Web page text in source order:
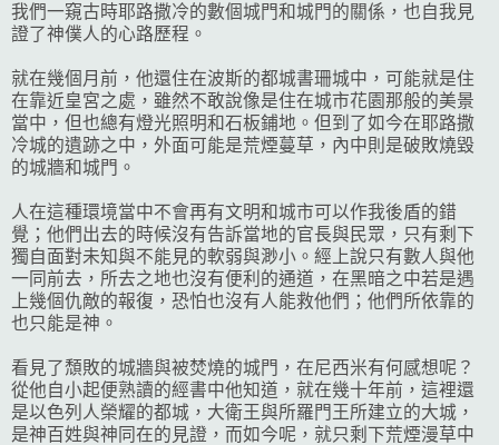
我們一窺古時耶路撒冷的數個城門和城門的關係，也自我見
證了神僕人的心路歷程。
就在幾個月前，他還住在波斯的都城書珊城中，可能就是住
在靠近皇宮之處，雖然不敢說像是住在城市花園那般的美景
當中，但也總有燈光照明和石板鋪地。但到了如今在耶路撒
冷城的遺跡之中，外面可能是荒煙蔓草，內中則是破敗燒毀
的城牆和城門。
人在這種環境當中不會再有文明和城市可以作我後盾的錯
覺；他們出去的時候沒有告訴當地的官長與民眾，只有剩下
獨自面對未知與不能見的軟弱與渺小。經上說只有數人與他
一同前去，所去之地也沒有便利的通道，在黑暗之中若是遇
上幾個仇敵的報復，恐怕也沒有人能救他們；他們所依靠的
也只能是神。
看見了頹敗的城牆與被焚燒的城門，在尼西米有何感想呢？
從他自小起便熟讀的經書中他知道，就在幾十年前，這裡還
是以色列人榮耀的都城，大衛王與所羅門王所建立的大城，
是神百姓與神同在的見證，而如今呢，就只剩下荒煙漫草中